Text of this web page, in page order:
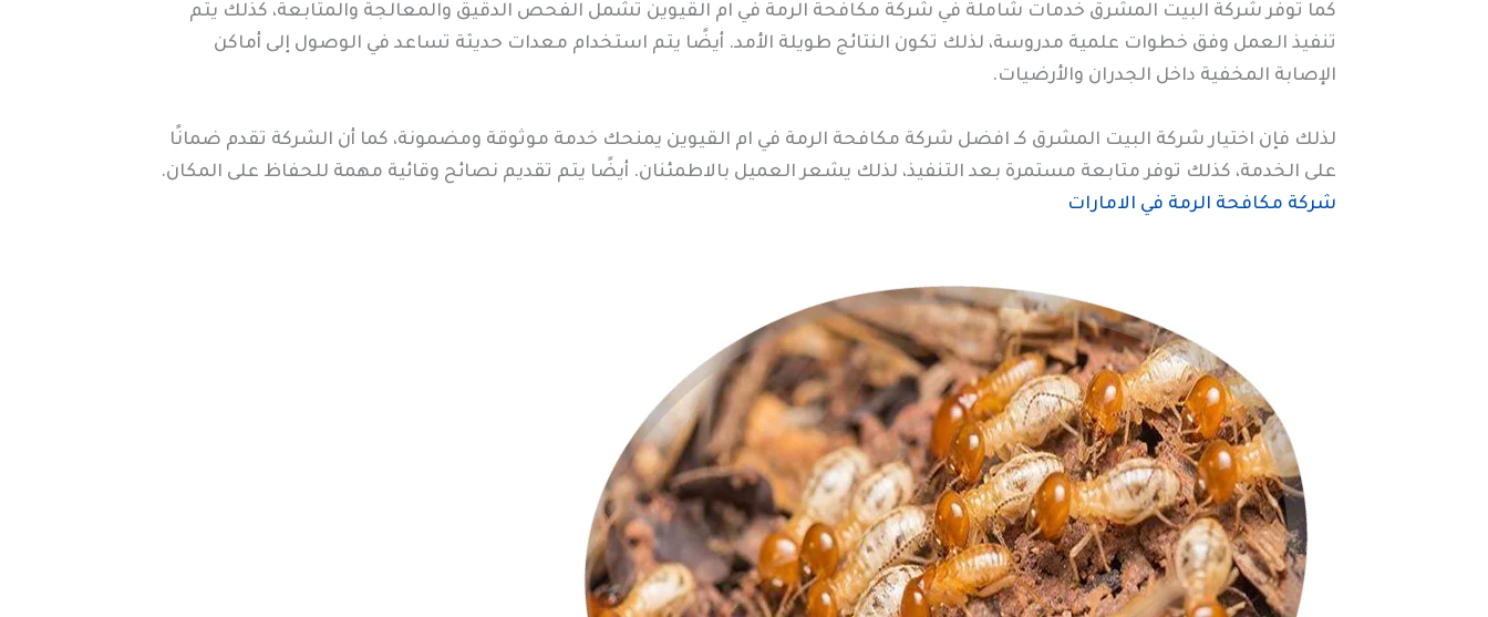
كما توفر شركة البيت المشرق خدمات شاملة في شركة مكافحة الرمة في ام القيوين تشمل الفحص الدقيق والمعالجة والمتابعة، كذلك يتم
تنفيذ العمل وفق خطوات علمية مدروسة، لذلك تكون النتائج طويلة الأمد. أيضًا يتم استخدام معدات حديثة تساعد في الوصول إلى أماكن
الإصابة المخفية داخل الجدران والأرضيات.
لذلك فإن اختيار شركة البيت المشرق كـ افضل شركة مكافحة الرمة في ام القيوين يمنحك خدمة موثوقة ومضمونة، كما أن الشركة تقدم ضمانًا
على الخدمة، كذلك توفر متابعة مستمرة بعد التنفيذ، لذلك يشعر العميل بالاطمئنان. أيضًا يتم تقديم نصائح وقائية مهمة للحفاظ على المكان.
شركة مكافحة الرمة في الامارات